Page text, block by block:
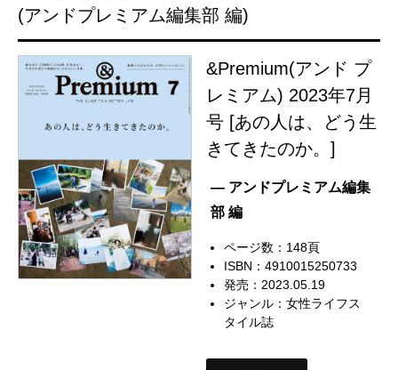
(アンドプレミアム編集部 編)
&Premium(アンド プ
レミアム) 2023年7月
号 [あの人は、どう生
きてきたのか。]
— アンドプレミアム編集
部 編
ページ数：148頁
ISBN：4910015250733
発売：2023.05.19
ジャンル：女性ライフス
タイル誌